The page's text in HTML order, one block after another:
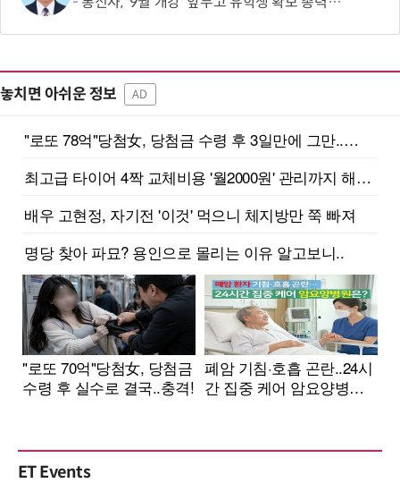
놓치면 아쉬운 정보 AD
ET Events